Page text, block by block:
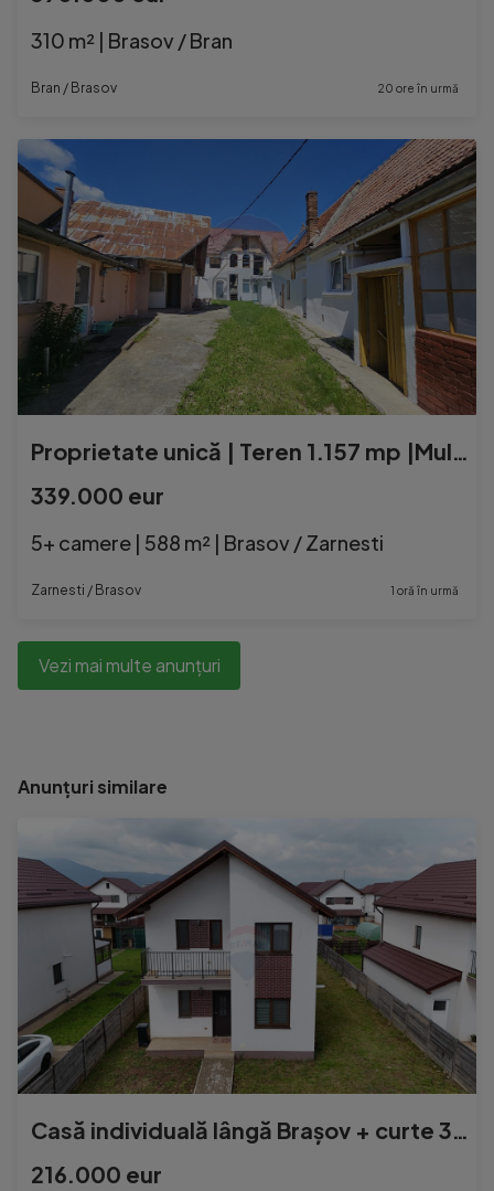
310 m² | Brasov / Bran
Bran / Brasov 20 ore în urmă
Proprietate unică | Teren 1.157 mp |Multiple clădiri | ...
339.000 eur
5+ camere | 588 m² | Brasov / Zarnesti
Zarnesti / Brasov 1 oră în urmă
Vezi mai multe anunțuri
Anunțuri similare
Casă individuală lângă Brașov + curte 300 mp | 0% co...
216.000 eur